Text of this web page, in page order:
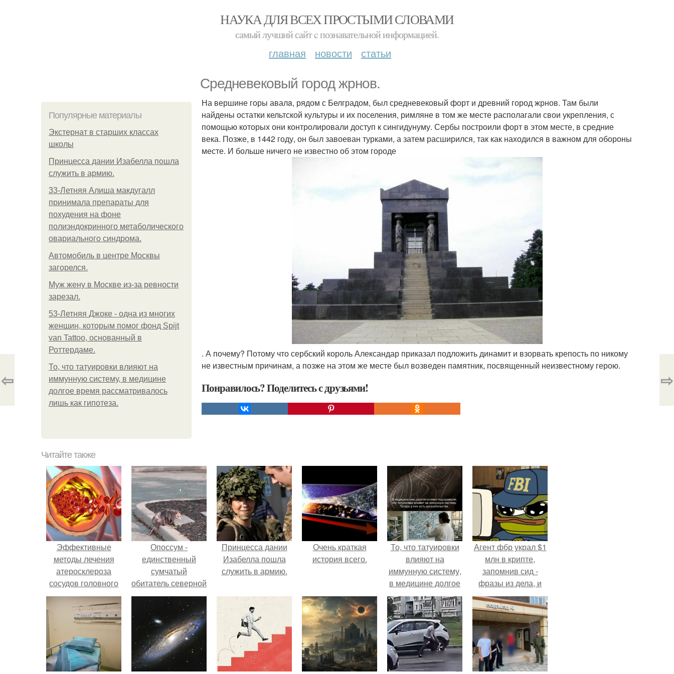
НАУКА ДЛЯ ВСЕХ ПРОСТЫМИ СЛОВАМИ
самый лучший сайт c познавательной информацией.
главная новости статьи
Средневековый город жрнов.
Популярные материалы
Экстернат в старших классах
школы
Принцесса дании Изабелла пошла
служить в армию.
33-Летняя Алиша макдугалл
принимала препараты для
похудения на фоне
полиэндокринного метаболического
овариального синдрома.
Автомобиль в центре Москвы
загорелся.
Mуж жену в Москве из-за ревности
зарезал.
53-Летняя Джоке - одна из многих
женщин, которым помог фонд Spijt
van Tattoo, основанный в
Роттердаме.
То, что татуировки влияют на
иммунную систему, в медицине
долгое время рассматривалось
лишь как гипотеза.
На вершине горы авалa, рядом с Белградом, был средневековый форт и древний город жрнов. Там были
найдены остатки кельтской культуры и их поселения, римляне в том же месте располагали свои укрепления, с
помощью которых они контролировали доступ к сингидунуму. Сербы построили форт в этом месте, в средние
века. Позже, в 1442 году, он был завоеван турками, а затем расширился, так как находился в важном для обороны
месте. И больше ничего не известно об этом городе
. А почему? Потому что сербский король Александар приказал подложить динамит и взорвать крепость по никому
не известным причинам, а позже на этом же месте был возведен памятник, посвященный неизвестному герою.
Понравилось? Поделитесь с друзьями!
⇦ ⇨
Читайте также
Эффективные
методы лечения
атеросклероза
сосудов головного
мозга и артерий
Опоссум -
единственный
сумчатый
обитатель северной
америки.
Принцесса дании
Изабелла пошла
служить в армию.
Очень краткая
история всего.
То, что татуировки
влияют на
иммунную систему,
в медицине долгое
время
рассматривалось
лишь как гипотеза.
Агент фбр украл $1
млн в крипте,
запомнив сид -
фразы из дела, и
советовался с
Chatgpt, как их
потратить.